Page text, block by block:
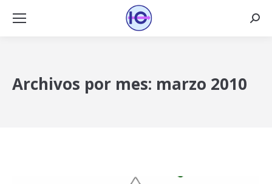
Archivos por mes: marzo 2010